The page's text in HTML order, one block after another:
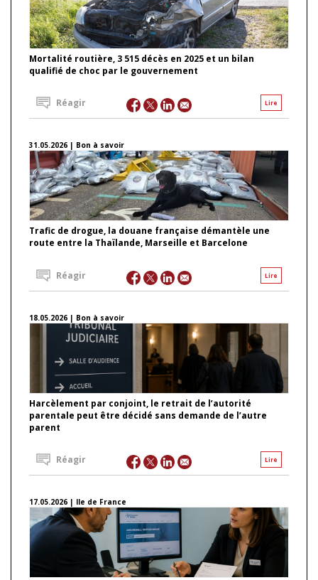
Mortalité routière, 3 515 décès en 2025 et un bilan
qualifié de choc par le gouvernement
Lire
Réagir
31.05.2026 | Bon à savoir
Trafic de drogue, la douane française démantèle une
route entre la Thaïlande, Marseille et Barcelone
Lire
Réagir
18.05.2026 | Bon à savoir
Harcèlement par conjoint, le retrait de l’autorité
parentale peut être décidé sans demande de l’autre
parent
Lire
Réagir
17.05.2026 | Ile de France